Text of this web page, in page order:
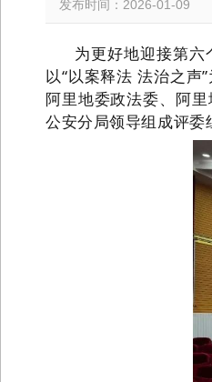
发布时间：2026-01-
为更好地迎接第六
以“以案释法 法治之声
阿里地委政法委、阿
公安分局领导组成评委